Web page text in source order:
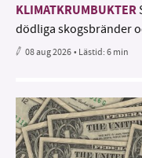
KLIMATKRUMBUKTER
dödliga skogsbränder
08 aug 2026• Lästid:6 min